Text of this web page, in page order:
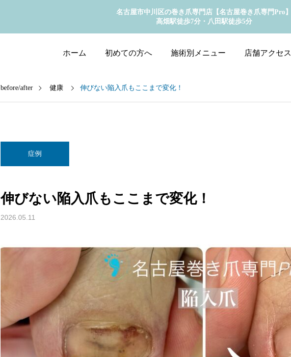
名古屋市中川区の巻き爪専門店【名古屋巻き爪専門Pro】
高畑駅徒歩7分・八田駅徒歩5分
ホーム 初めての方へ 施術別メニュー 店舗アクセス
before/after 健康 伸びない陥入爪もここまで変化！
症例
伸びない陥入爪もここまで変化！
2026.05.11